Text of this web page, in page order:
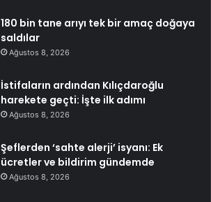
180 bin tane arıyı tek bir amaç doğaya
saldılar
Ağustos 8, 2026
İstifaların ardından Kılıçdaroğlu
harekete geçti: İşte ilk adımı
Ağustos 8, 2026
Şeflerden ‘sahte alerji’ isyanı: Ek
ücretler ve bildirim gündemde
Ağustos 8, 2026